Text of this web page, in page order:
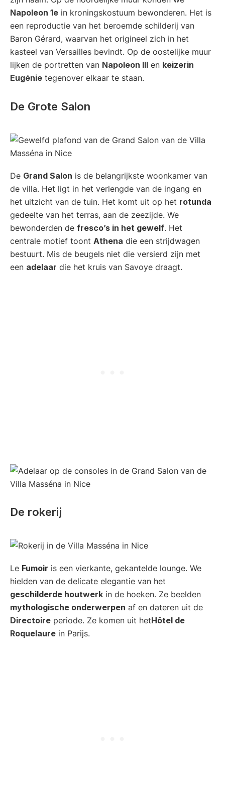
Napoleon 1e in kroningskostuum bewonderen. Het is
een reproductie van het beroemde schilderij van
Baron Gérard, waarvan het origineel zich in het
kasteel van Versailles bevindt. Op de oostelijke muur
lijken de portretten van Napoleon III en keizerin
Eugénie tegenover elkaar te staan.
De Grote Salon
De Grand Salon is de belangrijkste woonkamer van
de villa. Het ligt in het verlengde van de ingang en
het uitzicht van de tuin. Het komt uit op het rotunda
gedeelte van het terras, aan de zeezijde. We
bewonderden de fresco’s in het gewelf. Het
centrale motief toont Athena die een strijdwagen
bestuurt. Mis de beugels niet die versierd zijn met
een adelaar die het kruis van Savoye draagt.
De rokerij
Le Fumoir is een vierkante, gekantelde lounge. We
hielden van de delicate elegantie van het
geschilderde houtwerk in de hoeken. Ze beelden
mythologische onderwerpen af en dateren uit de
Directoire periode. Ze komen uit hetHôtel de
Roquelaure in Parijs.